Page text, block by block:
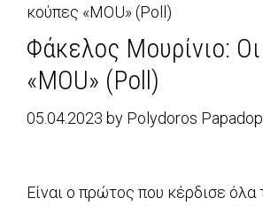
κούπες «MOU» (Poll)
Φάκελος Μουρίνιο:
«MOU» (Poll)
05.04.2023 by Polydoros
Είναι ο πρώτος που κέρδισε